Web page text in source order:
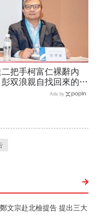
把手柯富仁裸辭內
双浪親自找回來的接
，為何最後撕破臉？
Ads by
文宗赴北檢提告 提出三大